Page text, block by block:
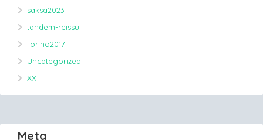
saksa2023
tandem-reissu
Torino2017
Uncategorized
XX
Meta